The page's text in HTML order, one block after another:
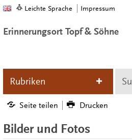
Leichte Sprache Impressum
Erinnerungsort Topf & Söhne
Rubriken
Seite teilen Drucken
Bilder und Fotos